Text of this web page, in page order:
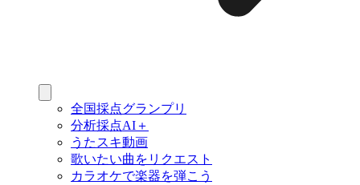
全国採点グランプリ
分析採点AI＋
うたスキ動画
歌いたい曲をリクエスト
カラオケで楽器を弾こう